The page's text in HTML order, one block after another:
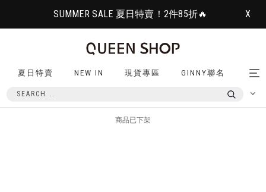
SUMMER SALE 夏日特賣！2件85折🔥 X
夏日特賣 NEW IN 現貨專區 GINNY聯名
商品已下架